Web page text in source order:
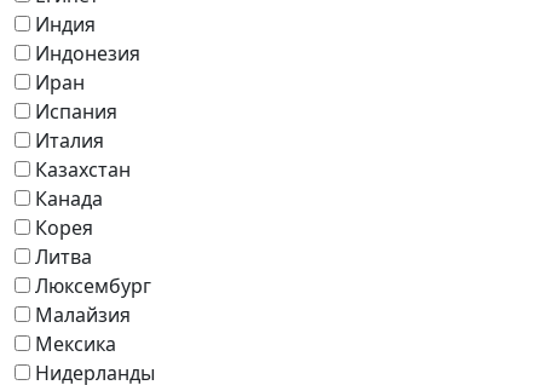
Индия
Индонезия
Иран
Испания
Италия
Казахстан
Канада
Корея
Литва
Люксембург
Малайзия
Мексика
Нидерланды